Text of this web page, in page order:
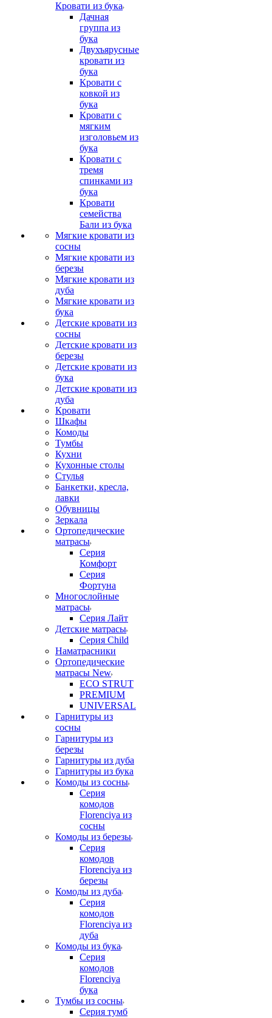
Кровати из бука
Дачная
группа из
бука
Двухъярусные
кровати из
бука
Кровати с
ковкой из
бука
Кровати с
мягким
изголовьем из
бука
Кровати с
тремя
спинками из
бука
Кровати
семейства
Бали из бука
Мягкие кровати из
сосны
Мягкие кровати из
березы
Мягкие кровати из
дуба
Мягкие кровати из
бука
Детские кровати из
сосны
Детские кровати из
березы
Детские кровати из
бука
Детские кровати из
дуба
Кровати
Шкафы
Комоды
Тумбы
Кухни
Кухонные столы
Стулья
Банкетки, кресла,
лавки
Обувницы
Зеркала
Ортопедические
матрасы
Серия
Комфорт
Серия
Фортуна
Многослойные
матрасы
Серия Лайт
Детские матрасы
Серия Child
Наматрасники
Ортопедические
матрасы New
ECO STRUT
PREMIUM
UNIVERSAL
Гарнитуры из
сосны
Гарнитуры из
березы
Гарнитуры из дуба
Гарнитуры из бука
Комоды из сосны
Серия
комодов
Florenciya из
сосны
Комоды из березы
Серия
комодов
Florenciya из
березы
Комоды из дуба
Серия
комодов
Florenciya из
дуба
Комоды из бука
Серия
комодов
Florenciya
бука
Тумбы из сосны
Серия тумб